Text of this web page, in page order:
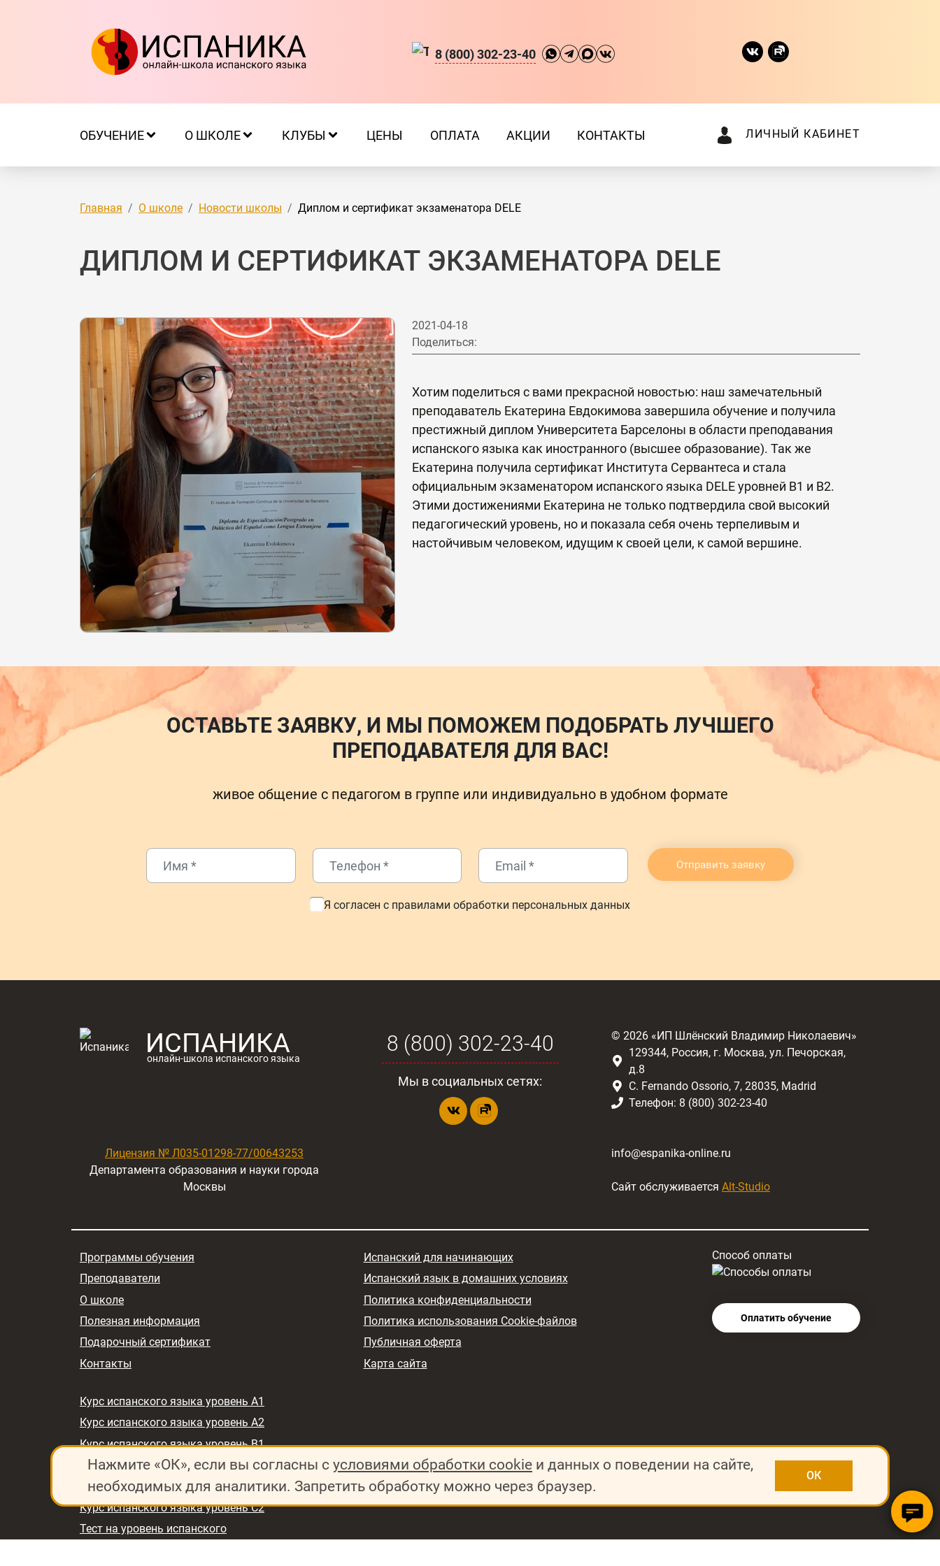
8 (800) 302-23-40
ОБУЧЕНИЕ О ШКОЛЕ КЛУБЫ ЦЕНЫ ОПЛАТА АКЦИИ КОНТАКТЫ ЛИЧНЫЙ КАБИНЕТ
Главная О школе Новости школы Диплом и сертификат экзаменатора DELE
ДИПЛОМ И СЕРТИФИКАТ ЭКЗАМЕНАТОРА DELE
2021-04-18
Поделиться:
Хотим поделиться с вами прекрасной новостью: наш замечательный
преподаватель Екатерина Евдокимова завершила обучение и получила
престижный диплом Университета Барселоны в области преподавания
испанского языка как иностранного (высшее образование). Так же
Екатерина получила сертификат Института Сервантеса и стала
официальным экзаменатором испанского языка DELE уровней B1 и В2.
Этими достижениями Екатерина не только подтвердила свой высокий
педагогический уровень, но и показала себя очень терпеливым и
настойчивым человеком, идущим к своей цели, к самой вершине.
ОСТАВЬТЕ ЗАЯВКУ, И МЫ ПОМОЖЕМ ПОДОБРАТЬ ЛУЧШЕГО
ПРЕПОДАВАТЕЛЯ ДЛЯ ВАС!
живое общение с педагогом в группе или индивидуально в удобном формате
Отправить заявку
Я согласен с правилами обработки персональных данных
ИСПАНИКА
онлайн-школа испанского языка
Лицензия № Л035-01298-77/00643253
Департамента образования и науки города
Москвы
8 (800) 302-23-40
Мы в социальных сетях:
© 2026 «ИП Шлёнский Владимир Николаевич»
129344, Россия, г. Москва, ул. Печорская,
д.8
C. Fernando Ossorio, 7, 28035, Madrid
Телефон: 8 (800) 302-23-40
info@espanika-online.ru
Сайт обслуживается Alt-Studio
Программы обучения
Преподаватели
О школе
Полезная информация
Подарочный сертификат
Контакты
Испанский для начинающих
Испанский язык в домашних условиях
Политика конфиденциальности
Политика использования Cookie-файлов
Публичная оферта
Карта сайта
Способ оплаты
Оплатить обучение
Курс испанского языка уровень A1
Курс испанского языка уровень A2
Курс испанского языка уровень B1
Курс испанского языка уровень B2
Курс испанского языка уровень C1
Курс испанского языка уровень C2
Тест на уровень испанского
Нажмите «ОК», если вы согласны с условиями обработки cookie и данных о поведении на сайте,
необходимых для аналитики. Запретить обработку можно через браузер.
ОК